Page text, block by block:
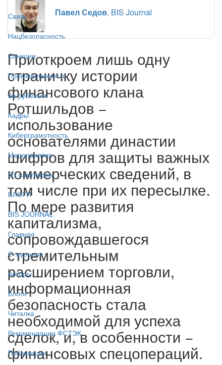
Связь
Нацбезопасность
Санкции
Промышленность
За рубежом
Кадры
Киберграмотность
Мероприятия
От партнёров
БЛОГИ
BIS JOURNAL
Главная
О журнале
Авторы
Блоги
Читалка
Рекомендации ФСТЭК
Публикации
Павел Седов, BIS Journal
Приоткроем лишь одну
страничку истории
финансового клана
Ротшильдов −
использование
основателями династии
шифров для защиты важных
коммерческих сведений, в
том числе при их пересылке.
По мере развития
капитализма,
сопровождавшегося
стремительным
расширением торговли,
информационная
безопасность стала
необходимой для успеха
сделок, и, в особенности −
финансовых спецопераций.